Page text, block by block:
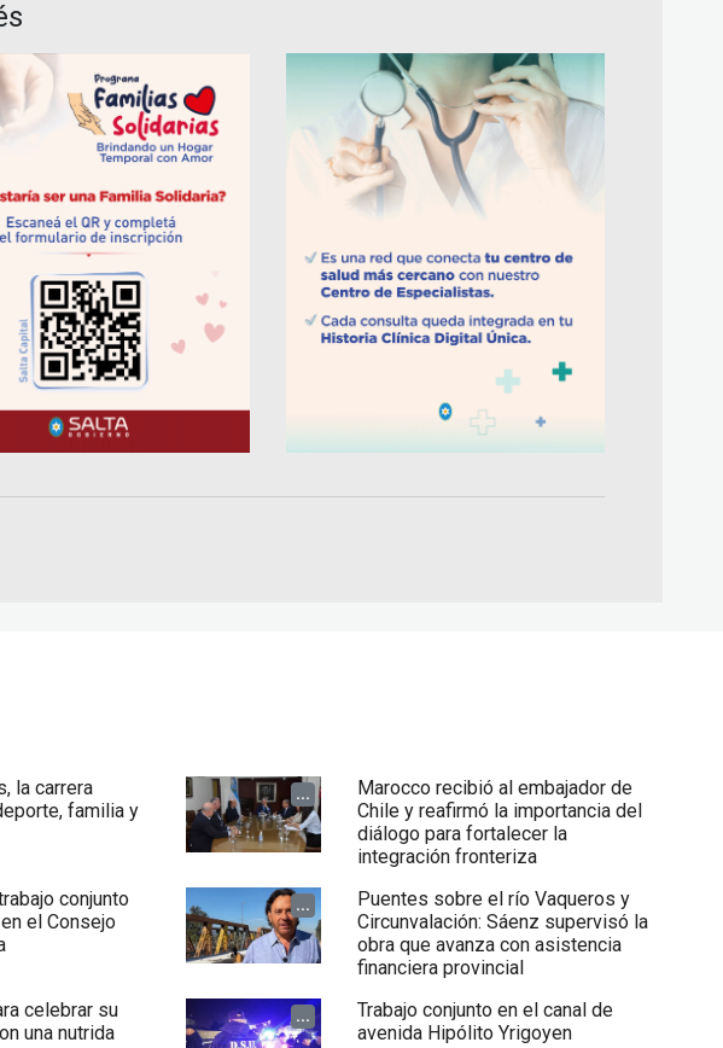
la carrera
familia y
...
Marocco recibió al embajador de
Chile y reafirmó la importancia del
diálogo para fortalecer la
integración fronteriza
conjunto
el Consejo
...
Puentes sobre el río Vaqueros y
Circunvalación: Sáenz supervisó la
obra que avanza con asistencia
financiera provincial
celebrar su
una nutrida
...
Trabajo conjunto en el canal de
avenida Hipólito Yrigoyen